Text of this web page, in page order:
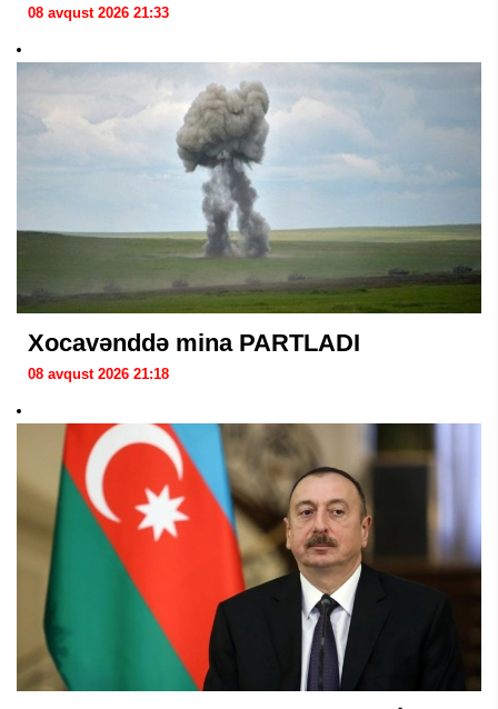
08 avqust 2026 21:33
Xocavənddə mina PARTLADI
08 avqust 2026 21:18